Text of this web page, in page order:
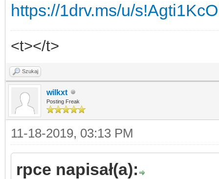
https://1drv.ms/u/
<t></t>
Szukaj
wilkxt
Posting Freak
11-18-2019, 03:13 PM
rpce napisał(a):